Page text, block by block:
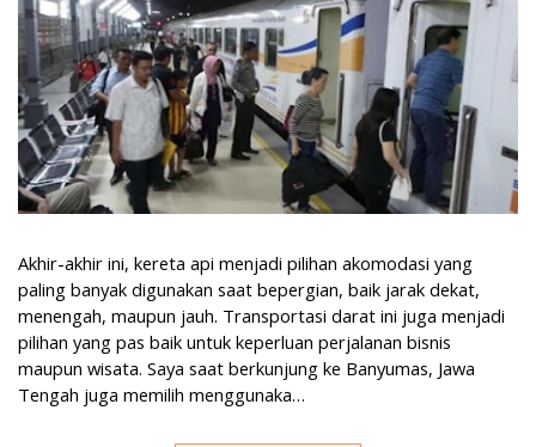
Akhir-akhir ini, kereta api menjadi pilihan akomodasi yang
paling banyak digunakan saat bepergian, baik jarak dekat,
menengah, maupun jauh. Transportasi darat ini juga menjadi
pilihan yang pas baik untuk keperluan perjalanan bisnis
maupun wisata. Saya saat berkunjung ke Banyumas, Jawa
Tengah juga memilih menggunaka…